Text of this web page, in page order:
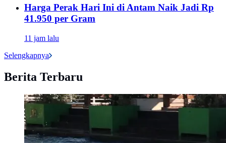
Harga Perak Hari Ini di Antam Naik Jadi Rp
41.950 per Gram
11 jam lalu
Selengkapnya
Berita Terbaru